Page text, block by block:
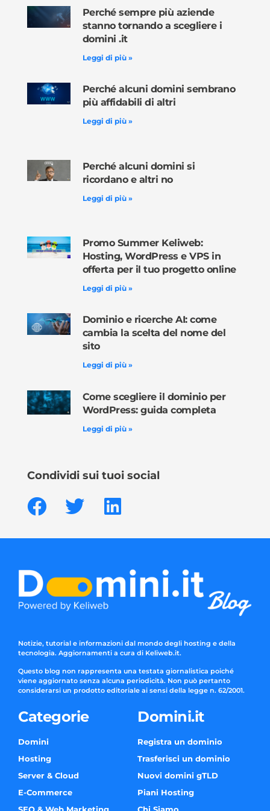
Perché sempre più aziende
stanno tornando a scegliere i
domini .it
Leggi di più »
Perché alcuni domini sembrano
più affidabili di altri
Leggi di più »
Perché alcuni domini si
ricordano e altri no
Leggi di più »
Promo Summer Keliweb:
Hosting, WordPress e VPS in
offerta per il tuo progetto online
Leggi di più »
Dominio e ricerche AI: come
cambia la scelta del nome del
sito
Leggi di più »
Come scegliere il dominio per
WordPress: guida completa
Leggi di più »
Condividi sui tuoi social
Notizie, tutorial e informazioni dal mondo degli hosting e della
tecnologia. Aggiornamenti a cura di Keliweb.it.
Questo blog non rappresenta una testata giornalistica poiché
viene aggiornato senza alcuna periodicità. Non può pertanto
considerarsi un prodotto editoriale ai sensi della legge n. 62/2001.
Categorie
Domini
Hosting
Server & Cloud
E-Commerce
Domini.it
Registra un dominio
Trasferisci un dominio
Nuovi domini gTLD
Piani Hosting